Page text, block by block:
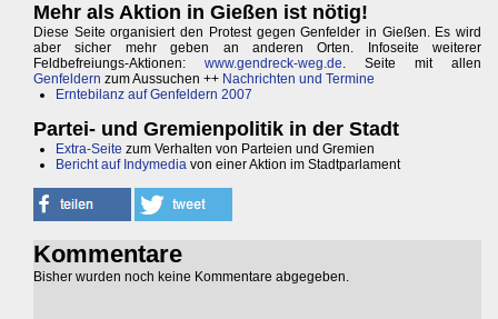
Mehr als Aktion in Gießen ist nötig!
Diese Seite organisiert den Protest gegen Genfelder in Gießen. Es wird
aber sicher mehr geben an anderen Orten. Infoseite weiterer
Feldbefreiungs-Aktionen:www.gendreck-weg.de. Seite mit allen
Genfeldern zum Aussuchen ++ Nachrichten und Termine
Erntebilanz auf Genfeldern 2007
Partei- und Gremienpolitik in der Stadt
Extra-Seite zum Verhalten von Parteien und Gremien
Bericht auf Indymedia von einer Aktion im Stadtparlament
Kommentare
Bisher wurden noch keine Kommentare abgegeben.